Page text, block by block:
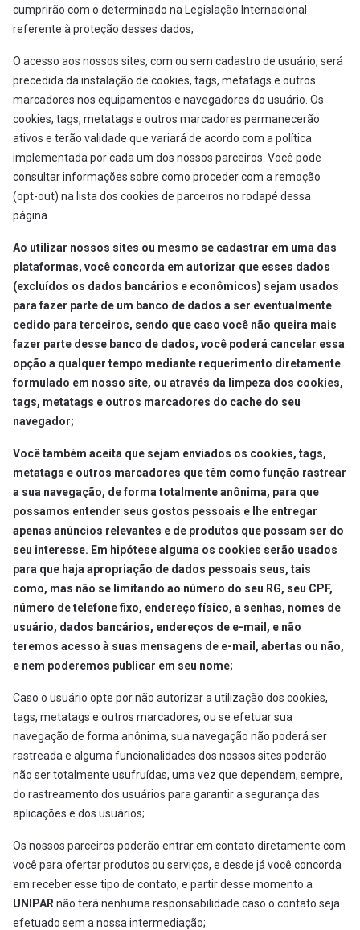
cumprirão com o determinado na Legislação Internacional
referente à proteção desses dados;
O acesso aos nossos sites, com ou sem cadastro de usuário, será
precedida da instalação de cookies, tags, metatags e outros
marcadores nos equipamentos e navegadores do usuário. Os
cookies, tags, metatags e outros marcadores permanecerão
ativos e terão validade que variará de acordo com a política
implementada por cada um dos nossos parceiros. Você pode
consultar informações sobre como proceder com a remoção
(opt-out) na lista dos cookies de parceiros no rodapé dessa
página.
Ao utilizar nossos sites ou mesmo se cadastrar em uma das
plataformas, você concorda em autorizar que esses dados
(excluídos os dados bancários e econômicos) sejam usados
para fazer parte de um banco de dados a ser eventualmente
cedido para terceiros, sendo que caso você não queira mais
fazer parte desse banco de dados, você poderá cancelar essa
opção a qualquer tempo mediante requerimento diretamente
formulado em nosso site, ou através da limpeza dos cookies,
tags, metatags e outros marcadores do cache do seu
navegador;
Você também aceita que sejam enviados os cookies, tags,
metatags e outros marcadores que têm como função rastrear
a sua navegação, de forma totalmente anônima, para que
possamos entender seus gostos pessoais e lhe entregar
apenas anúncios relevantes e de produtos que possam ser do
seu interesse. Em hipótese alguma os cookies serão usados
para que haja apropriação de dados pessoais seus, tais
como, mas não se limitando ao número do seu RG, seu CPF,
número de telefone fixo, endereço físico, a senhas, nomes de
usuário, dados bancários, endereços de e-mail, e não
teremos acesso à suas mensagens de e-mail, abertas ou não,
e nem poderemos publicar em seu nome;
Caso o usuário opte por não autorizar a utilização dos cookies,
tags, metatags e outros marcadores, ou se efetuar sua
navegação de forma anônima, sua navegação não poderá ser
rastreada e alguma funcionalidades dos nossos sites poderão
não ser totalmente usufruídas, uma vez que dependem, sempre,
do rastreamento dos usuários para garantir a segurança das
aplicações e dos usuários;
Os nossos parceiros poderão entrar em contato diretamente com
você para ofertar produtos ou serviços, e desde já você concorda
em receber esse tipo de contato, e partir desse momento a
UNIPAR não terá nenhuma responsabilidade caso o contato seja
efetuado sem a nossa intermediação;